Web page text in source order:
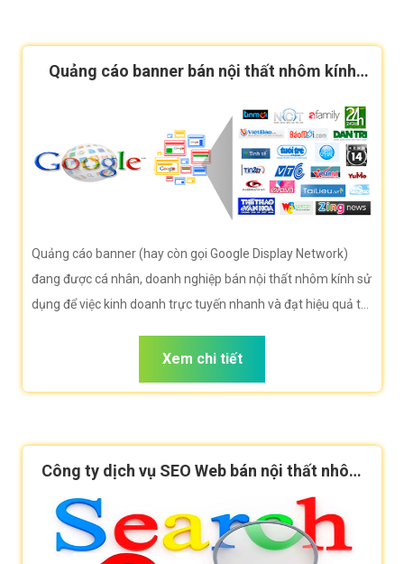
Quảng cáo banner bán nội thất nhôm kính
Quảng cáo banner (hay còn gọi Google Display Network)
đang được cá nhân, doanh nghiệp bán nội thất nhôm kính sử
dụng để việc kinh doanh trực tuyến nhanh và đạt hiệu quả tối
vụ Quảng cáo banner bán nội thất nhôm kính với những tính
Xem chi tiết
Công ty dịch vụ SEO Web bán nội thất nhôm